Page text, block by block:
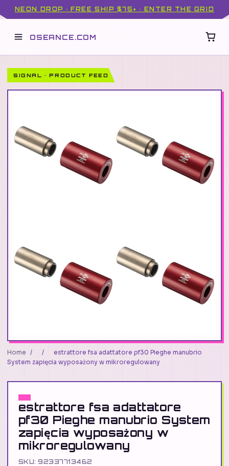
NEON DROP · FREE SHIP $75+ · ENTER THE GRID
OSEANCE.COM
SIGNAL · PRODUCT FEED
Home / /
estrattore fsa adattatore pf30 Pieghe manubrio
System zapięcia wyposażony w mikroregulowany
estrattore fsa adattatore
pf30 Pieghe manubrio System
zapięcia wyposażony w
mikroregulowany
SKU: 92337713462